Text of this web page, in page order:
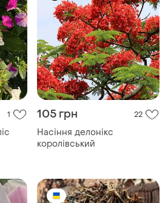
1 105 грн 22
Насіння делонікс
королівський